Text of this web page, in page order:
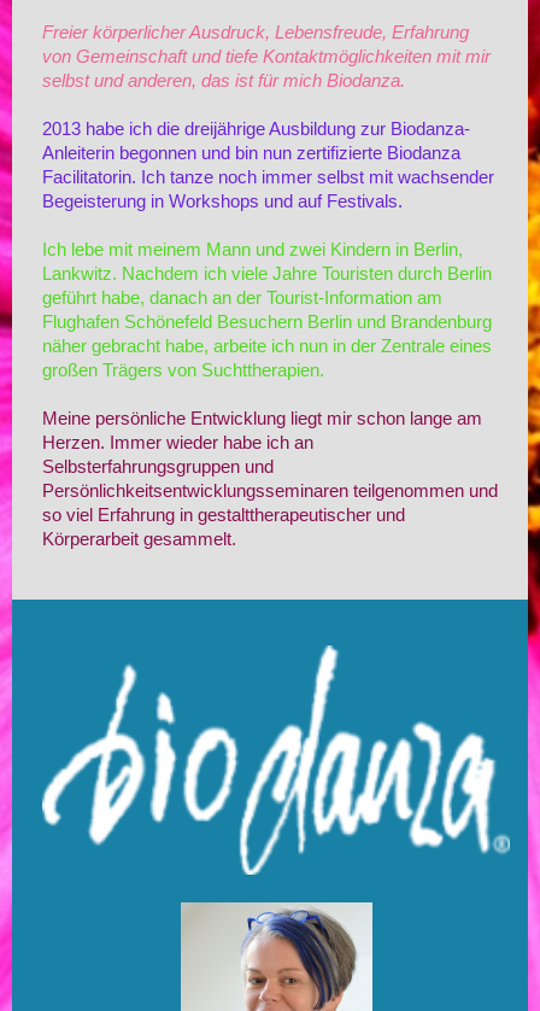
Freier körperlicher Ausdruck, Lebensfreude, Erfahrung
von Gemeinschaft und tiefe Kontaktmöglichkeiten mit mir
selbst und anderen, das ist für mich Biodanza.
2013 habe ich die dreijährige Ausbildung zur Biodanza-
Anleiterin begonnen und bin nun zertifizierte Biodanza
Facilitatorin. Ich tanze noch immer selbst mit wachsender
Begeisterung in Workshops und auf Festivals.
Ich lebe mit meinem Mann und zwei Kindern in Berlin,
Lankwitz. Nachdem ich viele Jahre Touristen durch Berlin
geführt habe, danach an der Tourist-Information am
Flughafen Schönefeld Besuchern Berlin und Brandenburg
näher gebracht habe, arbeite ich nun in der Zentrale eines
großen Trägers von Suchttherapien.
Meine persönliche Entwicklung liegt mir schon lange am
Herzen. Immer wieder habe ich an
Selbsterfahrungsgruppen und
Persönlichkeitsentwicklungsseminaren teilgenommen und
so viel Erfahrung in gestalttherapeutischer und
Körperarbeit gesammelt.